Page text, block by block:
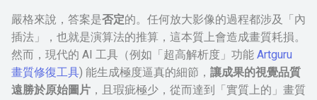
嚴格來說，答案是否定的。任何放大影像的過程都涉及「內
插法」，也就是演算法的推算，這本質上會造成畫質耗損。
然而，現代的 AI 工具（例如「超高解析度」功能 Artguru
畫質修復工具) 能生成極度逼真的細節， 讓成果的視覺品質
遠勝於原始圖片 ，且瑕疵極少，從而達到「實質上的」畫質